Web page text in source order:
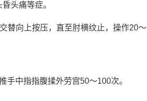
头痛等症。
替向上按压，直至肘横纹止，操作20～
手中指指腹揉外劳宫50～100次。